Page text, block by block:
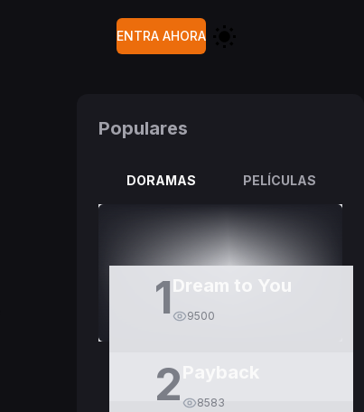
ENTRA AHORA
Populares
DORAMAS PELÍCULAS
1Dream to You
9500
2 8583